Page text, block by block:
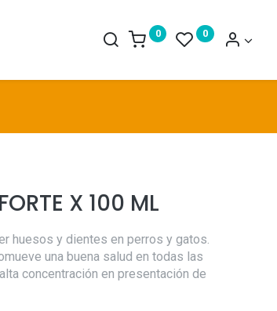
0 0
X 100 ML
huesos y dientes en perros y gatos.
una buena salud en todas las
concentración en presentación de